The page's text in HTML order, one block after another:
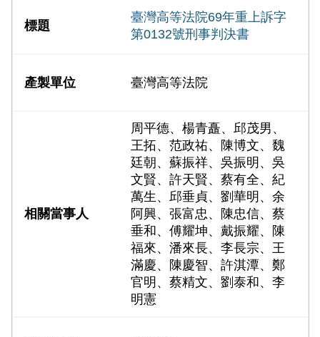
臺灣高等法院69年重上訴字
第0132號刑事判決書
臺灣高等法院
周平德、楊青矗、邱茂男、
王拓、范政祐、陳博文、魏
廷朝、蘇振祥、吳振明、吳
文賢、許天賢、蔡有全、紀
萬生、邱垂貞、劉華明、余
阿興、張富忠、陳忠信、蔡
垂和、傅耀坤、戴振耀、陳
福來、潘來長、李長宗、王
滿慶、陳慶智、許淇潭、鄭
官明、蔡精文、劉泰和、李
明憲